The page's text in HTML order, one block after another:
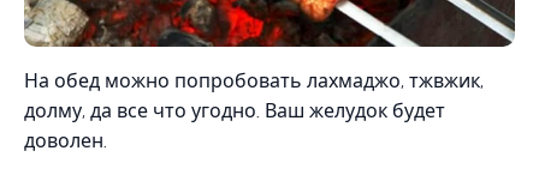
На обед можно попробовать лахмаджо, тжвжик,
долму, да все что угодно. Ваш желудок будет
доволен.